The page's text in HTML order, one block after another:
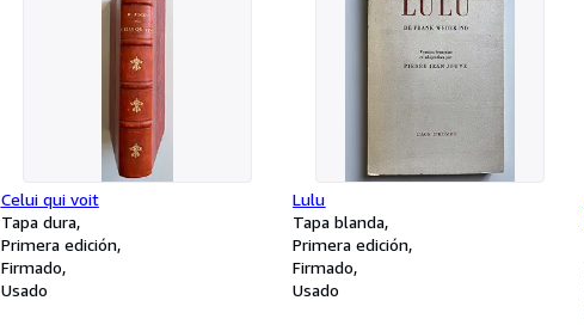
Celui qui voit
Tapa dura
Primera edición
Firmado
Usado
Lulu
Tapa blanda
Primera edición
Firmado
Usado